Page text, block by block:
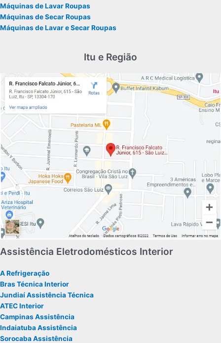
Máquinas de Lavar Roupas
Máquinas de Secar Roupas
Máquinas de Lavar e Secar Roupas
Itu e Região
Assistência Eletrodomésticos Interior
A Refrigeração
Bras Técnica Interior
Jundiaí Assistência Técnica
ATEC Interior
Campinas Assistência
Indaiatuba Assistência
Sorocaba Assistência